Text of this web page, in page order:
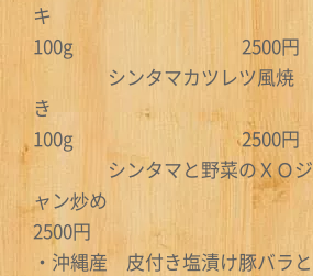
キ
100g 2500円
シンタマカツレツ風焼
き
100g 2500円
シンタマと野菜のＸＯジ
ャン炒め
2500円
・沖縄産 皮付き塩漬け豚バラと